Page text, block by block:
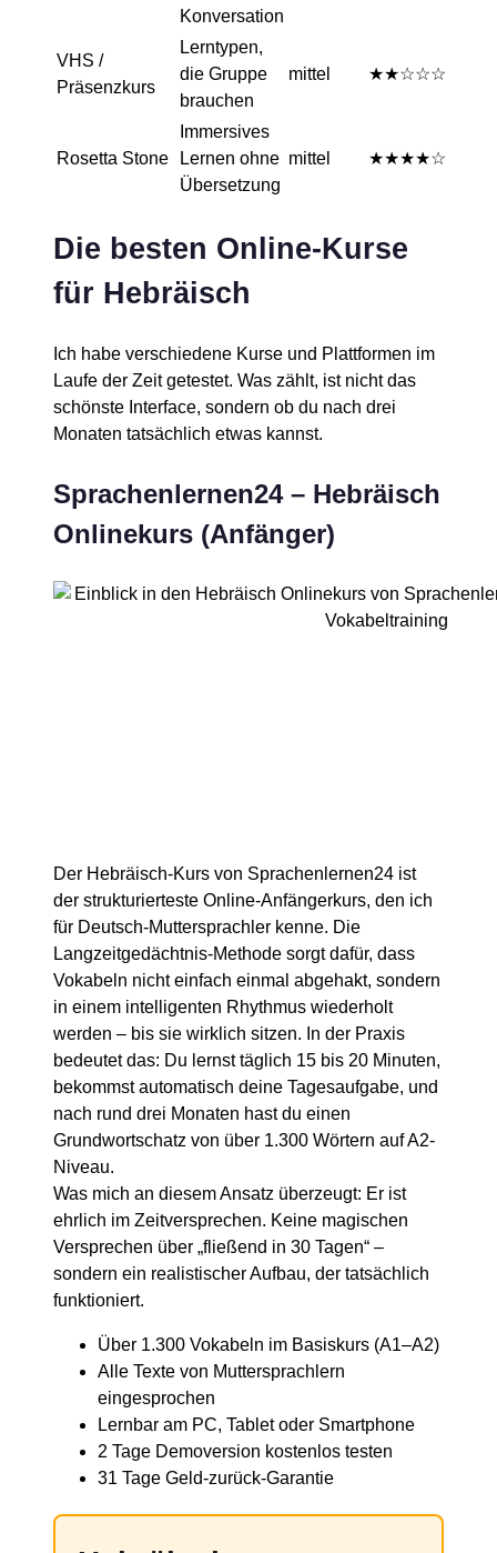
Konversation
VHS /
Präsenzkurs
Lerntypen,
die Gruppe
brauchen
mittel ★★☆☆☆
Rosetta Stone
Immersives
Lernen ohne
Übersetzung
mittel ★★★★☆
Die besten Online-Kurse
für Hebräisch
Ich habe verschiedene Kurse und Plattformen im
Laufe der Zeit getestet. Was zählt, ist nicht das
schönste Interface, sondern ob du nach drei
Monaten tatsächlich etwas kannst.
Sprachenlernen24 – Hebräisch
Onlinekurs (Anfänger)
Der Hebräisch-Kurs von Sprachenlernen24 ist
der strukturierteste Online-Anfängerkurs, den ich
für Deutsch-Muttersprachler kenne. Die
Langzeitgedächtnis-Methode sorgt dafür, dass
Vokabeln nicht einfach einmal abgehakt, sondern
in einem intelligenten Rhythmus wiederholt
werden – bis sie wirklich sitzen. In der Praxis
bedeutet das: Du lernst täglich 15 bis 20 Minuten,
bekommst automatisch deine Tagesaufgabe, und
nach rund drei Monaten hast du einen
Grundwortschatz von über 1.300 Wörtern auf A2-
Niveau.
Was mich an diesem Ansatz überzeugt: Er ist
ehrlich im Zeitversprechen. Keine magischen
Versprechen über „fließend in 30 Tagen“ –
sondern ein realistischer Aufbau, der tatsächlich
funktioniert.
Über 1.300 Vokabeln im Basiskurs (A1–A2)
Alle Texte von Muttersprachlern
eingesprochen
Lernbar am PC, Tablet oder Smartphone
2 Tage Demoversion kostenlos testen
31 Tage Geld-zurück-Garantie